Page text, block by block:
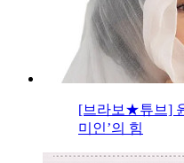
[브라보★튜브]
미인’의 힘